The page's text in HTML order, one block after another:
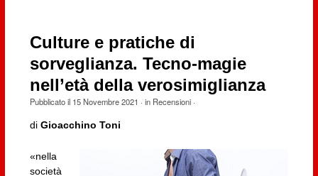
Culture e pratiche di
sorveglianza. Tecno-magie
nell’età della verosimiglianza
Pubblicato il 15 Novembre 2021 · in Recensioni·
di Gioacchino Toni
«nella
società